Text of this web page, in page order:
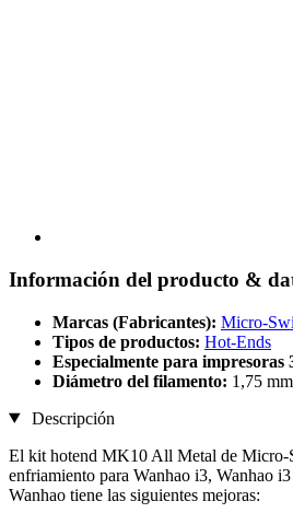
Información del producto &
Marcas (Fabricantes): Micro-
Tipos de productos: Hot-Ends
Especialmente para impresoras
Diámetro del filamento: 1,75 mm
Descripción
El kit hotend MK10 All Metal de Micro-
enfriamiento para Wanhao i3, Wanhao
Wanhao tiene las siguientes mejoras: